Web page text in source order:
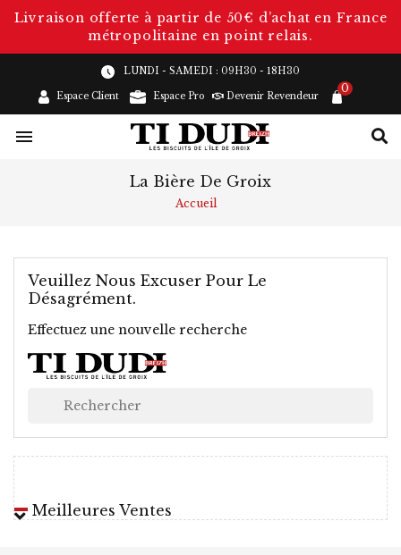
Livraison offerte à partir de 50€ d’achat en France
métropolitaine en point relais.
LUNDI - SAMEDI : 09H30 - 18H30
Espace Client Espace Pro
0
Devenir Revendeur

La Bière De Groix
Accueil
Veuillez Nous Excuser Pour Le
Désagrément.
Effectuez une nouvelle recherche
Meilleures Ventes